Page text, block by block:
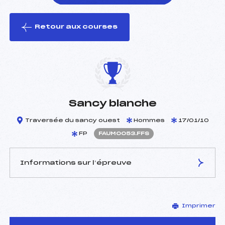
le ski
Retour aux courses
Sancy blanche
Traversée du sancy ouest Hommes 17/01/10
FP FAUM0053.FFS
Informations sur l’épreuve
SERRE VINCENT (AU)
D.T Adjoint :
–
Imprimer